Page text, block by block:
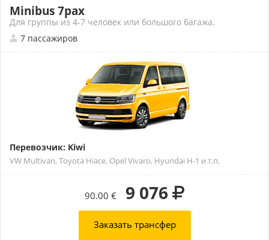
Minibus 7pax
Для группы из 4-7 человек или большого багажа.
7 пассажиров
Перевозчик: Kiwi
VW Multivan, Toyota Hiace, Opel Vivaro, Hyundai H-1 и т.п.
90.00 € 9 076
Заказать трансфер